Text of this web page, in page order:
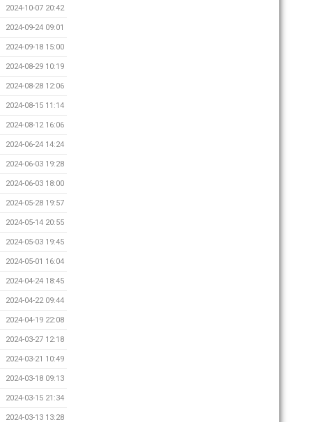
2024-10-07 20:42
2024-09-24 09:01
2024-09-18 15:00
2024-08-29 10:19
2024-08-28 12:06
2024-08-15 11:14
2024-08-12 16:06
2024-06-24 14:24
2024-06-03 19:28
2024-06-03 18:00
2024-05-28 19:57
2024-05-14 20:55
2024-05-03 19:45
2024-05-01 16:04
2024-04-24 18:45
2024-04-22 09:44
2024-04-19 22:08
2024-03-27 12:18
2024-03-21 10:49
2024-03-18 09:13
2024-03-15 21:34
2024-03-13 13:28